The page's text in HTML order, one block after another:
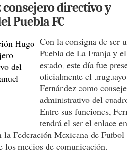
consejero directivo y
Puebla FC
Con la consigna de ser
Puebla de La Franja y
estado, este día fue
oficialmente el
Fernández como
administrativo del
Entre sus funciones,
tendrá el ser el enlace
Federación Mexicana de
los medios de comunicación.